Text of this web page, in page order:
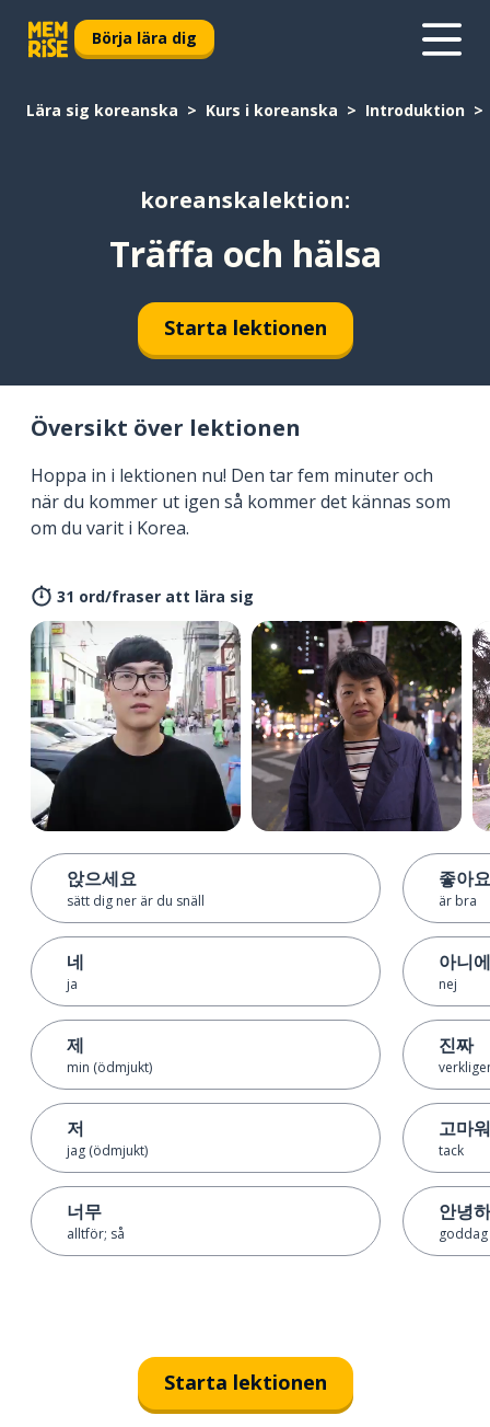
Börja lära dig
Lära sig koreanska Kurs i koreanska Introduktion
koreanskalektion:
Träffa och hälsa
Starta lektionen
Översikt över lektionen
Hoppa in i lektionen nu! Den tar fem minuter och
när du kommer ut igen så kommer det kännas som
om du varit i Korea.
31 ord/fraser att lära sig
앉으세요
sätt dig ner är du snäll
네
ja
제
min (ödmjukt)
저
jag (ödmjukt)
너무
alltför; så
좋아요
är bra
아니
nej
진짜
고마
tack
안녕
goddag
Starta lektionen